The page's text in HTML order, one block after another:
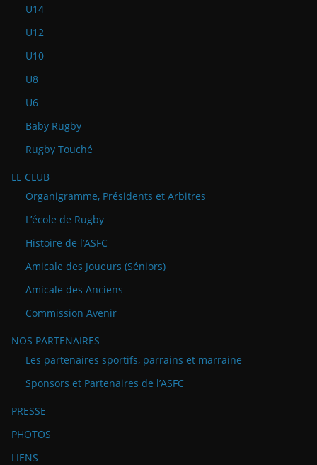
U14
U12
U10
U8
U6
Baby Rugby
Rugby Touché
LE CLUB
Organigramme, Présidents et Arbitres
L’école de Rugby
Histoire de l’ASFC
Amicale des Joueurs (Séniors)
Amicale des Anciens
Commission Avenir
NOS PARTENAIRES
Les partenaires sportifs, parrains et marraine
Sponsors et Partenaires de l’ASFC
PRESSE
PHOTOS
LIENS